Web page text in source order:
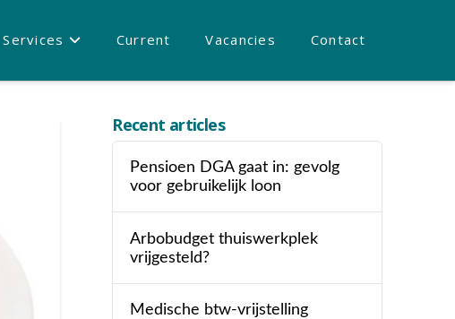
Services Current Vacancies Contact
Recent articles
Pensioen DGA gaat in: gevolg
voor gebruikelijk loon
Arbobudget thuiswerkplek
vrijgesteld?
Medische btw-vrijstelling